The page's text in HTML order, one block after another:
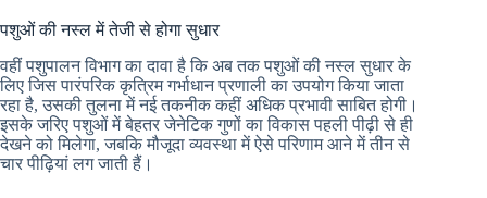
पशुओं की नस्ल में तेजी से होगा सुधार
वहीं पशुपालन विभाग का दावा है कि अब तक पशुओं की नस्ल सुधार के
लिए जिस पारंपरिक कृत्रिम गर्भाधान प्रणाली का उपयोग किया जाता
रहा है, उसकी तुलना में नई तकनीक कहीं अधिक प्रभावी साबित होगी।
इसके जरिए पशुओं में बेहतर जेनेटिक गुणों का विकास पहली पीढ़ी से ही
देखने को मिलेगा, जबकि मौजूदा व्यवस्था में ऐसे परिणाम आने में तीन से
चार पीढ़ियां लग जाती हैं।